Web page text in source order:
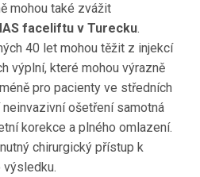
mohou také zvážit
faceliftu v Turecku.
40 let mohou těžit z injekcí
výplní, které mohou výrazně
pro pacienty ve středních
ošetření samotná
korekce a plného omlazení.
chirurgický přístup k
výsledku.